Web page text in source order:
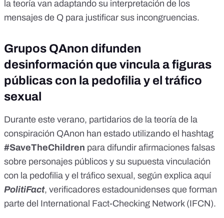
la teoría van adaptando su interpretación de los
mensajes de Q para justificar sus incongruencias.
Grupos QAnon difunden
desinformación que vincula a figuras
públicas con la pedofilia y el tráfico
sexual
Durante este verano, partidarios de la teoría de la
conspiración QAnon han estado utilizando el hashtag
#SaveTheChildren para difundir afirmaciones falsas
sobre personajes públicos y su supuesta vinculación
con la pedofilia y el tráfico sexual, según explica aquí
PolitiFact, verificadores estadounidenses que forman
parte del International Fact-Checking Network(IFCN).